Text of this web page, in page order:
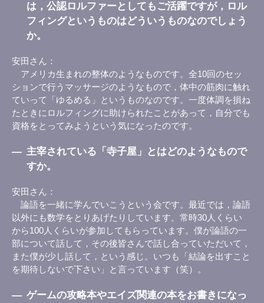
は，公認ロルファーとしてもご活躍ですが，ロル
フィングというものはどういうものなのでしょう
か。
安田さん
アメリカ生まれの整体のようなものです。全10回のセッ
ションで行うマッサージのようなもので，体中の筋肉に触れ
ていって「ゆるめる」というものなのです。一度体調を損ね
たときにロルフィングに助けられたことがあって，自分でも
資格をとってみようという気になったのです。
― 主宰されている「寺子屋」とはどのようなもので
すか。
安田さん
論語を一緒に学んでいこうという会です。最近では，論語
以外にも数学をとりあげたりしています。常時30人くらい
から100人くらいが参加してもらっています。僕が論語の一
部について話して，その後皆さんで話し合っていただいて，
また僕が少し話して，という感じ。いつも「結論を出すこと
を期待しないで下さい」と言っています（笑）。
― ゲームの攻略本やエイズ関連の本をお書きになっ